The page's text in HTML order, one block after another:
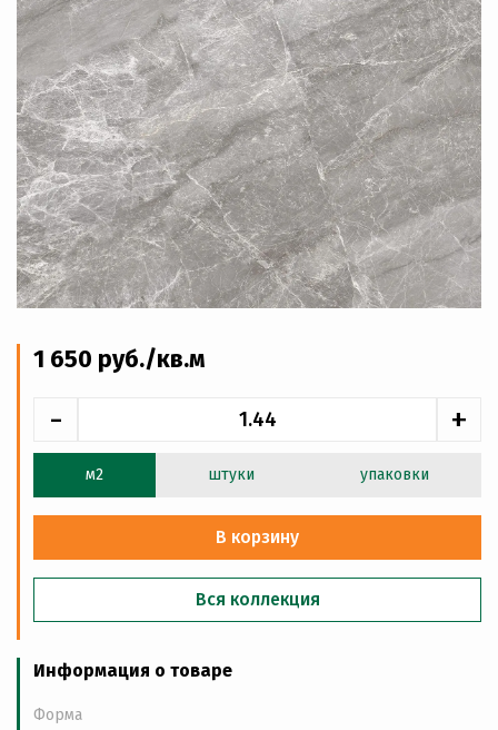
1 650 руб./кв.м
- +
м2 штуки упаковки
В корзину
Вся коллекция
Информация о товаре
Форма